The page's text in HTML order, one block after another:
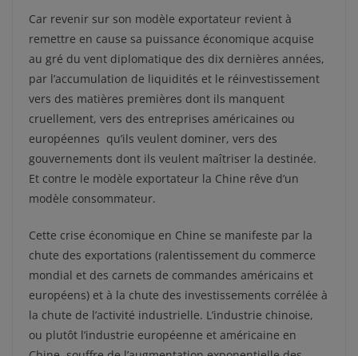
Car revenir sur son modèle exportateur revient à
remettre en cause sa puissance économique acquise
au gré du vent diplomatique des dix dernières années,
par l’accumulation de liquidités et le réinvestissement
vers des matières premières dont ils manquent
cruellement, vers des entreprises américaines ou
européennes qu’ils veulent dominer, vers des
gouvernements dont ils veulent maîtriser la destinée.
Et contre le modèle exportateur la Chine rêve d’un
modèle consommateur.
Cette crise économique en Chine se manifeste par la
chute des exportations (ralentissement du commerce
mondial et des carnets de commandes américains et
européens) et à la chute des investissements corrélée à
la chute de l’activité industrielle. L’industrie chinoise,
ou plutôt l’industrie européenne et américaine en